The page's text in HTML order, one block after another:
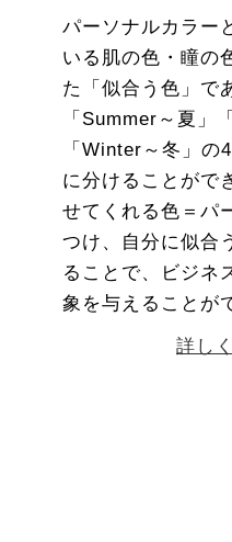
パーソナルカラー
いる肌の色・瞳の
た「似合う色」で
「Summer～夏」
「Winter～冬」
に分けることがで
せてくれる色＝パ
つけ、自分に似合
ることで、ビジネ
象を与えることが
詳し